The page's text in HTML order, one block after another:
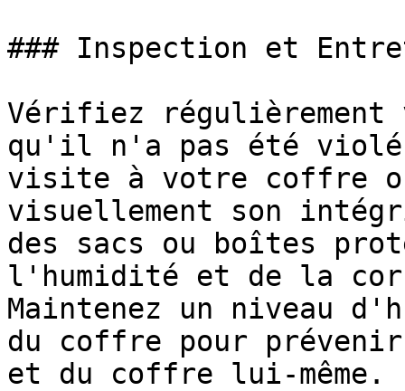
### Inspection et
Vérifiez
qu'il n'a pas été violé
visite à votre coffre
visuellement son
des sacs ou boîtes
l'humidité et de la
Maintenez un niveau
du coffre pour
et du coffre lui-même.